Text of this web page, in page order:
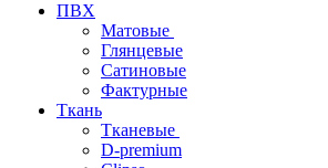
ПВХ
Матовые
Глянцевые
Сатиновые
Фактурные
Ткань
Тканевые
D-premium